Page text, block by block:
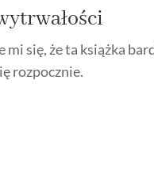
mi się, że ta książka
rozpocznie.